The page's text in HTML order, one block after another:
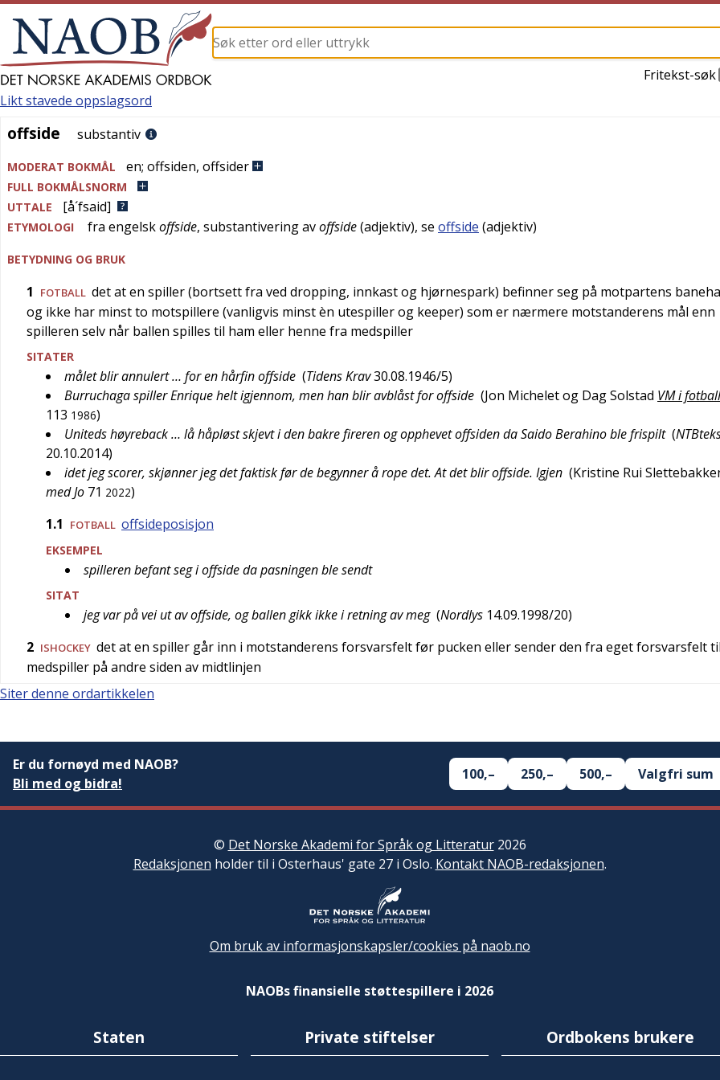
Fritekst-søk
offside
Likt stavede oppslagsord
offside substantiv
MODERAT BOKMÅL en; offsiden, offsider
FULL BOKMÅLSNORM
UTTALE
[å´fsaid]
ETYMOLOGI fra engelskoffside, substantivering avoffside(adjektiv), se offside (adjektiv)
BETYDNING OG BRUK
1 FOTBALL det at en spiller (bortsett fra ved dropping, innkast og hjørnespark) befinner seg på motpartens
og ikke har minst to motspillere (vanligvis minst èn utespiller og keeper) som er nærmere motstanderens mål enn
spilleren selv når ballen spilles til ham eller henne fra medspiller
SITATER
målet blir annulert … for en hårfin offside (Tidens Krav30.08.1946/5)
Burruchaga spiller Enrique helt igjennom, men han blir avblåst for offside (Jon Michelet og Dag Solstad VM i
113 1986)
Uniteds høyreback … lå håpløst skjevt i den bakre fireren og opphevet offsiden da Saido Berahino ble frispilt (
20.10.2014)
idet jeg scorer, skjønner jeg det faktisk før de begynner å rope det. At det blir offside. Igjen (Kristine Rui
med Jo 71 2022)
1.1
FOTBALL offsideposisjon
EKSEMPEL
spilleren befant seg i offside da pasningen ble sendt
SITAT
jeg var på vei ut av offside, og ballen gikk ikke i retning av meg (Nordlys 14.09.1998/20)
2 ISHOCKEY det at en spiller går inn i motstanderens forsvarsfelt før pucken eller sender den fra eget forsvarsfelt
medspiller på andre siden av midtlinjen
Siter denne ordartikkelen
Er du fornøyd med NAOB?
Bli med og bidra!
100,– 250,– 500,– Valgfri sum
© Det Norske Akademi for Språk og Litteratur2026
Redaksjonen holder til i Osterhaus' gate 27 i Oslo. Kontakt NAOB-redaksjonen.
Om bruk av informasjonskapsler/cookies på naob.no
NAOBs finansielle støttespillere i 2026
Staten Private stiftelser Ordbokens brukere